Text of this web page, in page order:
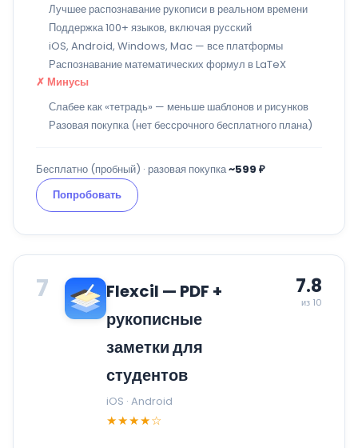
Лучшее распознавание рукописи в реальном времени
Поддержка 100+ языков, включая русский
iOS, Android, Windows, Mac — все платформы
Распознавание математических формул в LaTeX
✗ Минусы
Слабее как «тетрадь» — меньше шаблонов и рисунков
Разовая покупка (нет бессрочного бесплатного плана)
Бесплатно (пробный) · разовая покупка~599 ₽
Попробовать
7
Flexcil — PDF +
рукописные
заметки для
студентов
iOS · Android
★★★★☆
7.8
из 10